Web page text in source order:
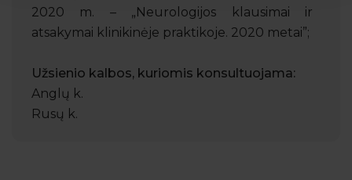
2020 m. – „Neurologijos klausimai ir
atsakymai klinikinėje praktikoje. 2020 metai”;
Užsienio kalbos, kuriomis konsultuojama:
Anglų k.
Rusų k.